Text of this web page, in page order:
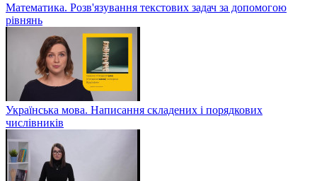
Математика. Розв'язування текстових задач за допомогою
рівнянь
Українська мова. Написання складених і порядкових
числівників